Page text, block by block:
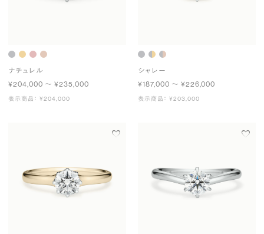
ナチュレル
¥204,000 〜 ¥235,000
表示商品： ¥204,000
シャレー
¥187,000 〜 ¥226,000
表示商品： ¥203,000